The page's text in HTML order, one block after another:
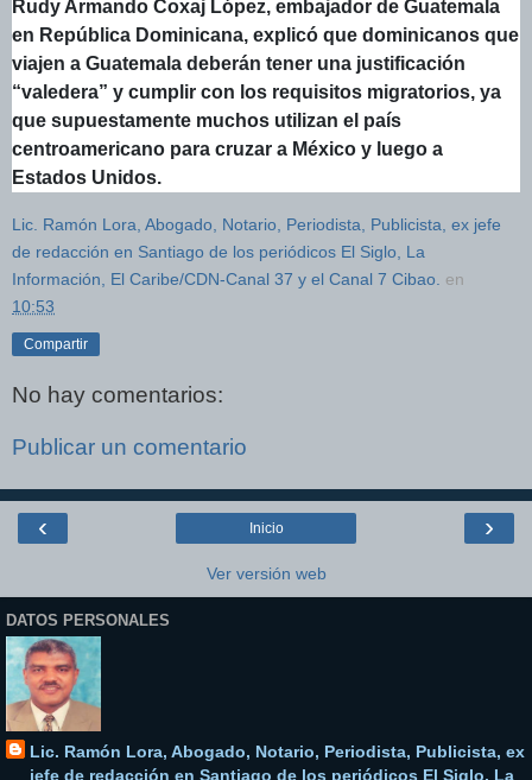
Rudy Armando Coxaj López, embajador de Guatemala
en República Dominicana, explicó que dominicanos que
viajen a Guatemala deberán tener una justificación
“valedera” y cumplir con los requisitos migratorios, ya
que supuestamente muchos utilizan el país
centroamericano para cruzar a México y luego a
Estados Unidos.
Lic. Ramón Lora, Abogado, Notario, Periodista, Publicista, ex jefe
de redacción en Santiago de los periódicos El Siglo, La
Información, El Caribe/CDN-Canal 37 y el Canal 7 Cibao. en
10:53
Compartir
No hay comentarios:
Publicar un comentario
‹ ›
Inicio
Ver versión web
DATOS PERSONALES
Lic. Ramón Lora, Abogado, Notario, Periodista, Publicista, ex
jefe de redacción en Santiago de los periódicos El Siglo, La